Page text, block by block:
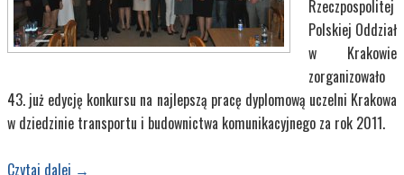
Rzeczpospolitej
Polskiej Oddział
w Krakowie
zorganizowało
43. już edycję konkursu na najlepszą pracę dyplomową uczelni Krakowa
w dziedzinie transportu i budownictwa komunikacyjnego za rok 2011.
Czytaj dalej →